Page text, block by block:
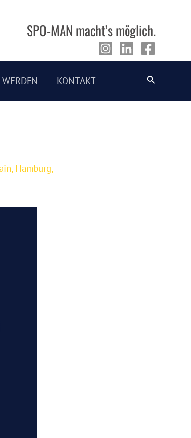
SPO-MAN macht’s möglich.
KONTAKT Suche
, Hamburg,